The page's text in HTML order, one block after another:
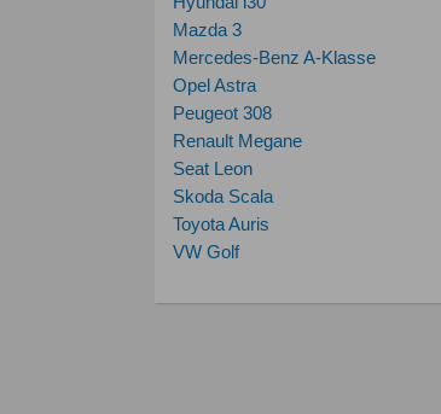
Mazda 3
Mercedes-Benz A-Klasse
Opel Astra
Peugeot 308
Renault Megane
Seat Leon
Skoda Scala
Toyota Auris
VW Golf